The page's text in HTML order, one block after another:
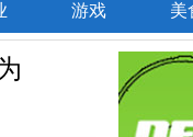
游戏 美